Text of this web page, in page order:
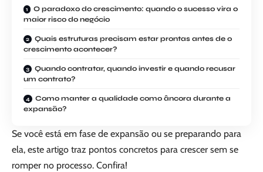
O paradoxo do crescimento: quando o sucesso vira o
maior risco do negócio
Quais estruturas precisam estar prontas antes de o
crescimento acontecer?
Quando contratar, quando investir e quando recusar
um contrato?
Como manter a qualidade como âncora durante a
expansão?
Se você está em fase de expansão ou se preparando para
ela, este artigo traz pontos concretos para crescer sem se
romper no processo. Confira!